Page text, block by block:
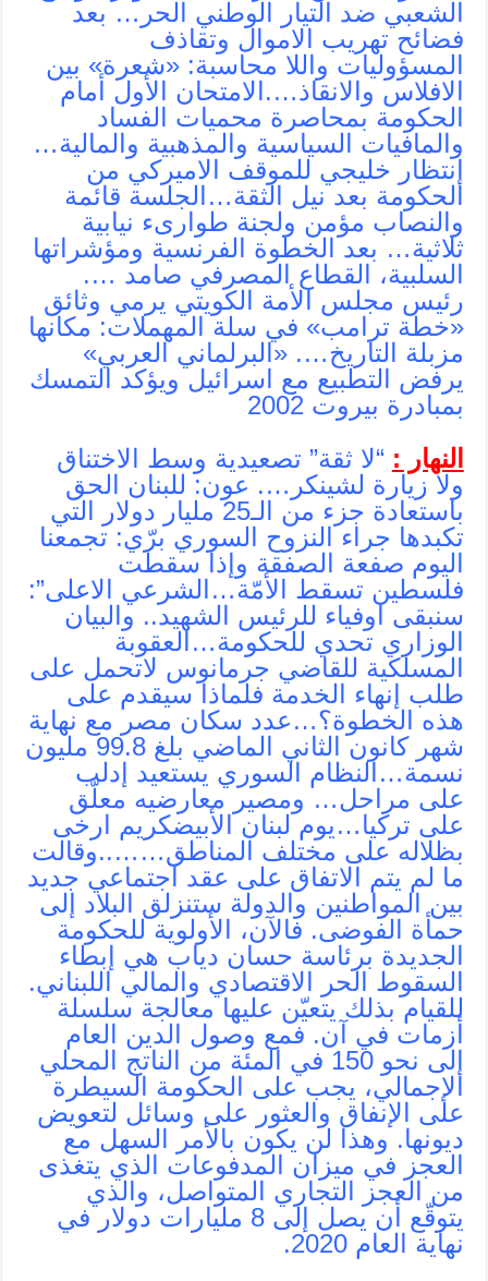
الشعبي ضد التيار الوطني الحر… بعد
فضائح تهريب الاموال وتقاذف
المسؤوليات واللا محاسبة: «شعرة» بين
الافلاس والانقاذ….الامتحان الأول أمام
الحكومة بمحاصرة محميات الفساد
والمافيات السياسية والمذهبية والمالية…
إنتظار خليجي للموقف الاميركي من
الحكومة بعد نيل الثقة…الجلسة قائمة
والنصاب مؤمن ولجنة طوارىء نيابية
ثلاثية… بعد الخطوة الفرنسية ومؤشراتها
السلبية، القطاع المصرفي صامد ….
رئيس مجلس الأمة الكويتي يرمي وثائق
«خطة ترامب» في سلة المهملات: مكانها
مزبلة التاريخ…. «البرلماني العربي»
يرفض التطبيع مع اسرائيل ويؤكد التمسك
بمبادرة بيروت 2002
النهار : “لا ثقة” تصعيدية وسط الاختناق
ولا زيارة لشينكر…. عون: للبنان الحق
باستعادة جزء من الـ25 مليار دولار التي
تكبدها جراء النزوح السوري برّي: تجمعنا
اليوم صفعة الصفقة وإذا سقطت
فلسطين تسقط الأمّة…الشرعي الاعلى”:
سنبقى اوفياء للرئيس الشهيد.. والبيان
الوزاري تحدي للحكومة…العقوبة
المسلكية للقاضي جرمانوس لاتحمل على
طلب إنهاء الخدمة فلماذا سيقدم على
هذه الخطوة؟…عدد سكان مصر مع نهاية
شهر كانون الثاني الماضي بلغ 99.8 مليون
نسمة…النظام السوري يستعيد إدلب
على مراحل… ومصير معارضيه معلّق
على تركيا…يوم لبنان الأبيضكريم ارخى
بظلاله على مختلف المناطق……..وقالت
ما لم يتم الاتفاق على عقد اجتماعي جديد
بين المواطنين والدولة ستنزلق البلاد إلى
حمأة الفوضى. فالآن، الأولوية للحكومة
الجديدة برئاسة حسان دياب هي إبطاء
السقوط الحر الاقتصادي والمالي اللبناني.
للقيام بذلك يتعيّن عليها معالجة سلسلة
أزمات في آن. فمع وصول الدين العام
إلى نحو 150 في المئة من الناتج المحلي
الإجمالي، يجب على الحكومة السيطرة
على الإنفاق والعثور على وسائل لتعويض
ديونها. وهذا لن يكون بالأمر السهل مع
العجز في ميزان المدفوعات الذي يتغذى
من العجز التجاري المتواصل، والذي
يتوقّع أن يصل إلى 8 مليارات دولار في
نهاية العام 2020.